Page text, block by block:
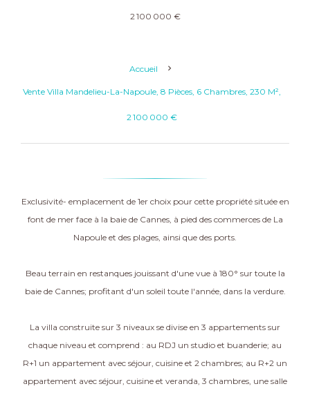
2 100 000 €
Accueil
Vente Villa Mandelieu-La-Napoule, 8 Pièces, 6 Chambres, 230 M²,
2 100 000 €
Exclusivité- emplacement de 1er choix pour cette propriété située en
font de mer face à la baie de Cannes, à pied des commerces de La
Napoule et des plages, ainsi que des ports.
Beau terrain en restanques jouissant d'une vue à 180° sur toute la
baie de Cannes; profitant d'un soleil toute l'année, dans la verdure.
La villa construite sur 3 niveaux se divise en 3 appartements sur
chaque niveau et comprend : au RDJ un studio et buanderie; au
R+1 un appartement avec séjour, cuisine et 2 chambres; au R+2 un
appartement avec séjour, cuisine et veranda, 3 chambres, une salle